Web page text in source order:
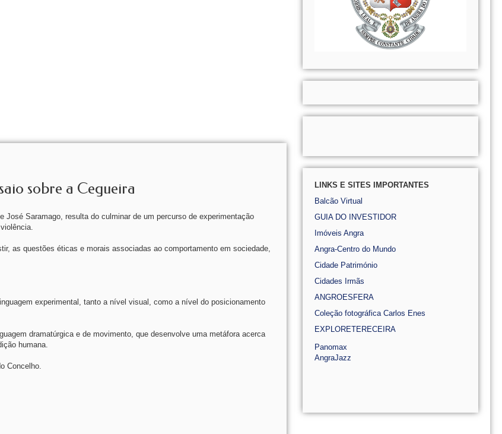
sobre a Cegueira
Saramago, resulta do culminar de um percurso de experimentação
as questões éticas e morais associadas ao comportamento em sociedade,
experimental, tanto a nível visual, como a nível do posicionamento
dramatúrgica e de movimento, que desenvolve uma metáfora acerca
humana.
Concelho.
LINKS E SITES IMPORTANTES
Balcão Virtual
GUIA DO INVESTIDOR
Imóveis Angra
Angra-Centro do Mundo
Cidade Património
Cidades Irmãs
ANGROESFERA
Coleção fotográfica Carlos Enes
EXPLORETERECEIRA
Panomax
AngraJazz